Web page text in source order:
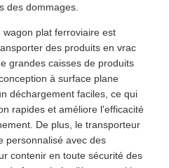
des dommages.
plat ferroviaire est
des produits en vrac
grandes caisses de produits
à surface plane
déchargement faciles, ce qui
rapides et améliore l'efficacité
De plus, le transporteur
personnalisé avec des
contenir en toute sécurité des